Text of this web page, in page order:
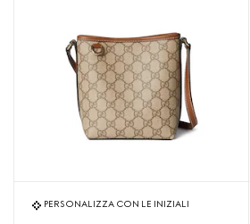
PERSONALIZZA CON LE INIZIALI